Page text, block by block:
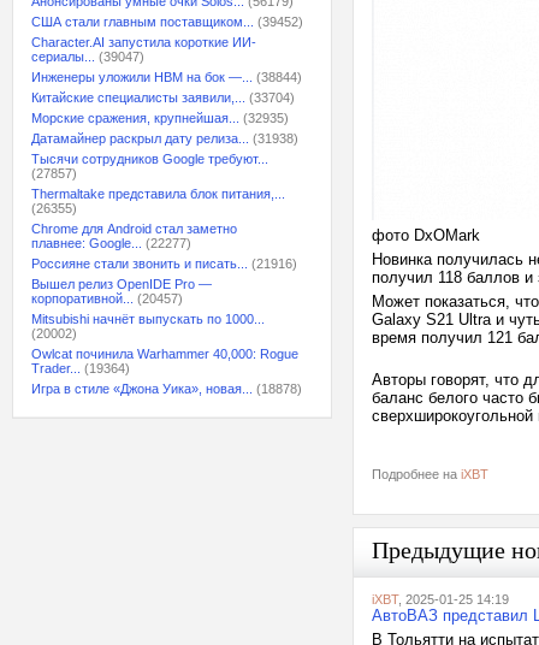
США стали главным поставщиком...
(39452)
Character.AI запустила короткие ИИ-
сериалы...
(39047)
Инженеры уложили HBM на бок —...
(38844)
Китайские специалисты заявили,...
(33704)
Морские сражения, крупнейшая...
(32935)
Датамайнер раскрыл дату релиза...
(31938)
Тысячи сотрудников Google требуют...
(27857)
Thermaltake представила блок питания,...
(26355)
Chrome для Android стал заметно
плавнее: Google...
(22277)
Россияне стали звонить и писать...
(21916)
Вышел релиз OpenIDE Pro —
корпоративной...
(20457)
Mitsubishi начнёт выпускать по 1000...
(20002)
Owlcat починила Warhammer 40,000: Rogue
Trader...
(19364)
Игра в стиле «Джона Уика», новая...
(18878)
фото DxOMark
Новинка получилась
получил 118 баллов
Может показаться,
Galaxy S21 Ultra и
время получил 121
Авторы говорят, что
баланс белого часто
Подробнее на iXBT
Предыдущие
iXBT, 2025-01-25 14:19
АвтоВАЗ представил
В Тольятти на